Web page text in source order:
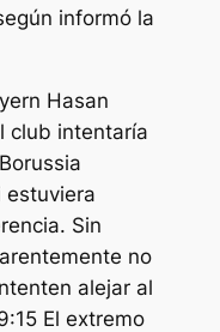
informó la
Hasan
club intentaría
estuviera
Sin
no
alejar al
El extremo